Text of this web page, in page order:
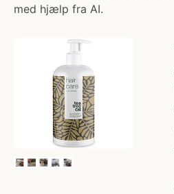
med hjælp fra AI.